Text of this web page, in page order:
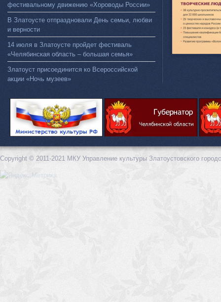
фестивальному движению «Хороводы России»
В Златоусте отпраздновали День семьи, любви
и верности
14 июля в Златоусте пройдет фестиваль
«Челябинская область – большая семья»
Златоуст присоединится ко Всероссийской
акции «Ночь музеев»
Copyright © 2011-2021 МКУ Управление культуры Златоустовского